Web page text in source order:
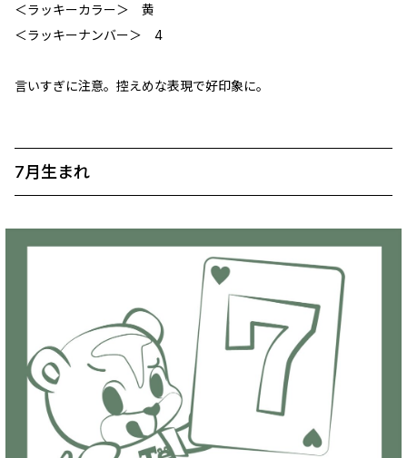
＜ラッキーカラー＞ 黄
＜ラッキーナンバー＞ 4
言いすぎに注意。控えめな表現で好印象に。
7月生まれ